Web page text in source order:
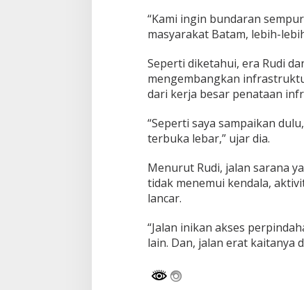
s
u
i
R
n
a
n
“Kami ingin bundaran
masyarakat Batam, lebih-
Seperti diketahui, era Rudi
mengembangkan
dari kerja besar penataan
“Seperti saya sampaikan
terbuka lebar,” ujar dia.
Menurut Rudi, jalan sarana
tidak menemui kendala,
lancar.
“Jalan inikan akses
lain. Dan, jalan erat kaitanya